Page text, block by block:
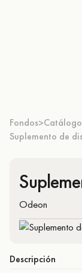
Fondos>
Suplemento de
Odeon
Descripción